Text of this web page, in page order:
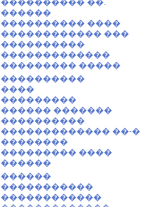
���������� ��.
������
���������� ����
������������ ���
����������
�������������
��������� �����
����������
����
���������
������ �������
����������
������������� ��-�
��������
��������� ����
������
������
�����������
������������